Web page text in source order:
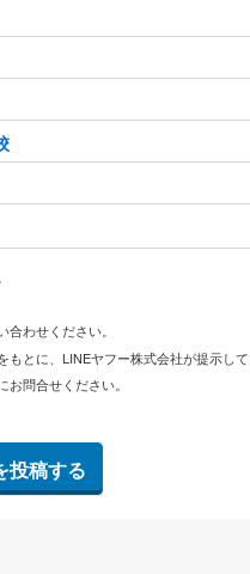
わせください。
もとに、LINEヤフー株式会社が提示して
問合せください。
投稿する